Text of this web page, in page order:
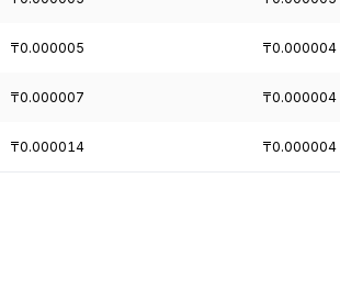
₸0.000005 ₸0.000004
₸0.000007 ₸0.000004
₸0.000014 ₸0.000004